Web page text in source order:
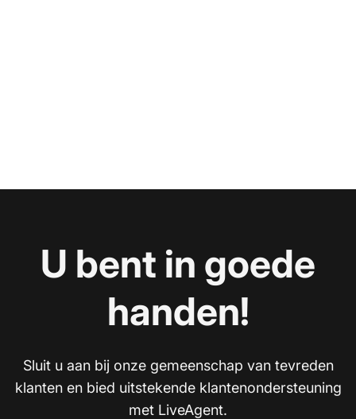
U bent in goede
handen!
Sluit u aan bij onze gemeenschap van tevreden
klanten en bied uitstekende klantenondersteuning
met LiveAgent.